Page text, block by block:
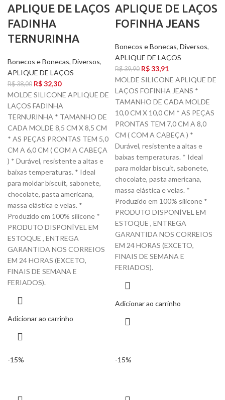
APLIQUE DE LAÇOS
FADINHA
TERNURINHA
Bonecos e Bonecas, Diversos,
APLIQUE DE LAÇOS
R$38,00 R$32,30
MOLDE SILICONE APLIQUE DE
LAÇOS FADINHA
TERNURINHA * TAMANHO DE
CADA MOLDE 8,5 CM X 8,5 CM
* AS PEÇAS PRONTAS TEM 5,0
CM A 6,0 CM ( COM A CABEÇA
) * Durável, resistente a altas e
baixas temperaturas. * Ideal
para moldar biscuit, sabonete,
chocolate, pasta americana,
massa elástica e velas. *
Produzido em 100% silicone *
PRODUTO DISPONÍVEL EM
ESTOQUE , ENTREGA
GARANTIDA NOS CORREIOS
EM 24 HORAS (EXCETO,
FINAIS DE SEMANA E
FERIADOS).
Adicionar ao carrinho
APLIQUE DE LAÇOS
FOFINHA JEANS
Bonecos e Bonecas, Diversos,
APLIQUE DE LAÇOS
R$39,90 R$33,91
MOLDE SILICONE APLIQUE DE
LAÇOS FOFINHA JEANS *
TAMANHO DE CADA MOLDE
10,0 CM X 10,0 CM * AS PEÇAS
PRONTAS TEM 7,0 CM A 8,0
CM ( COM A CABEÇA ) *
Durável, resistente a altas e
baixas temperaturas. * Ideal
para moldar biscuit, sabonete,
chocolate, pasta americana,
massa elástica e velas. *
Produzido em 100% silicone *
PRODUTO DISPONÍVEL EM
ESTOQUE , ENTREGA
GARANTIDA NOS CORREIOS
EM 24 HORAS (EXCETO,
FINAIS DE SEMANA E
FERIADOS).
Adicionar ao carrinho
-15% -15%